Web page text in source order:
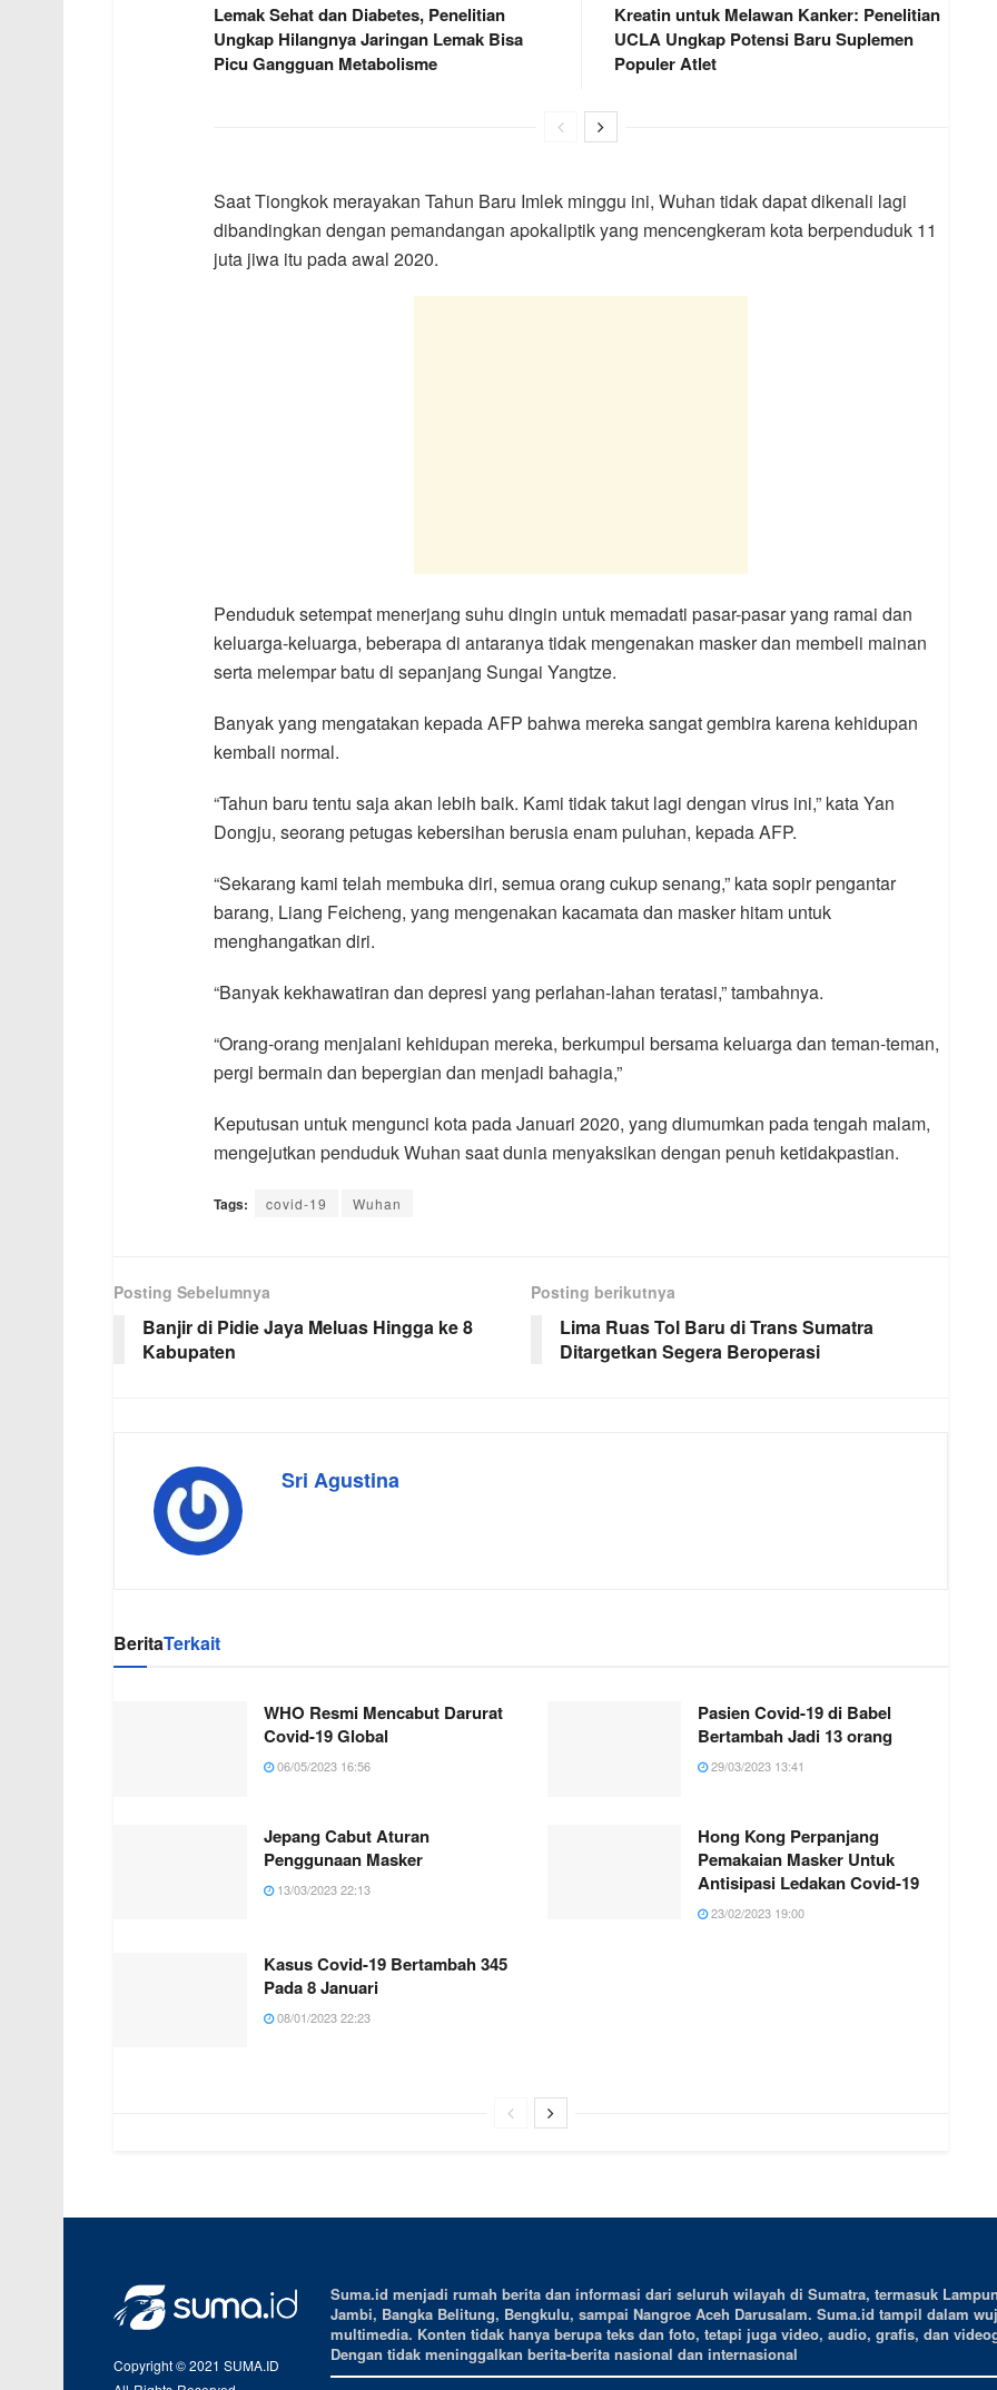
Lemak Sehat dan Diabetes, Penelitian
Ungkap Hilangnya Jaringan Lemak Bisa
Picu Gangguan Metabolisme
Kreatin untuk Melawan Kanker: Penelitian
UCLA Ungkap Potensi Baru Suplemen
Populer Atlet
Saat Tiongkok merayakan Tahun Baru Imlek minggu ini, Wuhan tidak dapat dikenali lagi
dibandingkan dengan pemandangan apokaliptik yang mencengkeram kota berpenduduk 11
juta jiwa itu pada awal 2020.
Penduduk setempat menerjang suhu dingin untuk memadati pasar-pasar yang ramai dan
keluarga-keluarga, beberapa di antaranya tidak mengenakan masker dan membeli mainan
serta melempar batu di sepanjang Sungai Yangtze.
Banyak yang mengatakan kepada AFP bahwa mereka sangat gembira karena kehidupan
kembali normal.
“Tahun baru tentu saja akan lebih baik. Kami tidak takut lagi dengan virus ini,” kata Yan
Dongju, seorang petugas kebersihan berusia enam puluhan, kepada AFP.
“Sekarang kami telah membuka diri, semua orang cukup senang,” kata sopir pengantar
barang, Liang Feicheng, yang mengenakan kacamata dan masker hitam untuk
menghangatkan diri.
“Banyak kekhawatiran dan depresi yang perlahan-lahan teratasi,” tambahnya.
“Orang-orang menjalani kehidupan mereka, berkumpul bersama keluarga dan teman-teman,
pergi bermain dan bepergian dan menjadi bahagia,”
Keputusan untuk mengunci kota pada Januari 2020, yang diumumkan pada tengah malam,
mengejutkan penduduk Wuhan saat dunia menyaksikan dengan penuh ketidakpastian.
Tags: covid-19 Wuhan
Posting Sebelumnya
Banjir di Pidie Jaya Meluas Hingga ke 8
Kabupaten
Posting berikutnya
Lima Ruas Tol Baru di Trans Sumatra
Ditargetkan Segera Beroperasi
Sri Agustina
BeritaTerkait
WHO Resmi Mencabut Darurat
Covid-19 Global
06/05/2023 16:56
Pasien Covid-19 di Babel
Bertambah Jadi 13 orang
29/03/2023 13:41
Jepang Cabut Aturan
Penggunaan Masker
13/03/2023 22:13
Hong Kong Perpanjang
Pemakaian Masker Untuk
Antisipasi Ledakan Covid-19
23/02/2023 19:00
Kasus Covid-19 Bertambah 345
Pada 8 Januari
08/01/2023 22:23
Copyright © 2021 SUMA.ID
Suma.id menjadi rumah berita dan informasi dari seluruh wilayah di Sumatra, termasuk
Jambi, Bangka Belitung, Bengkulu, sampai Nangroe Aceh Darusalam. Suma.id tampil dalam
multimedia. Konten tidak hanya berupa teks dan foto, tetapi juga video, audio, grafis, dan
Dengan tidak meninggalkan berita-berita nasional dan internasional